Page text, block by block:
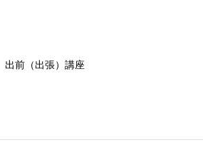
出前（出張）講座